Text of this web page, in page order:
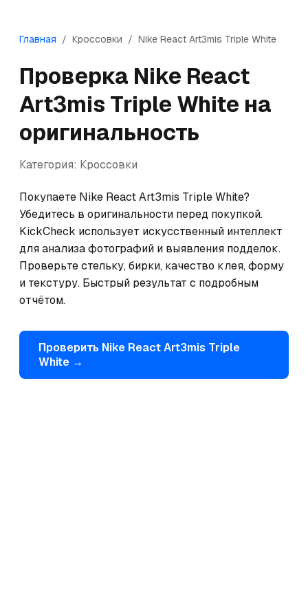
Главная / Кроссовки / Nike React Art3mis Triple White
Проверка Nike React
Art3mis Triple White на
оригинальность
Категория: Кроссовки
Покупаете Nike React Art3mis Triple White?
Убедитесь в оригинальности перед покупкой.
KickCheck использует искусственный интеллект
для анализа фотографий и выявления подделок.
Проверьте стельку, бирки, качество клея, форму
и текстуру. Быстрый результат с подробным
отчётом.
Проверить Nike React Art3mis Triple
White →